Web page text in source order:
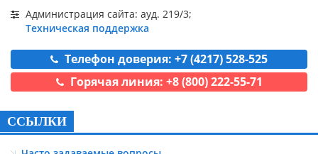
Администрация сайта: ауд. 219/3;
Техническая поддержка
Телефон доверия: +7 (4217) 528-525
Горячая линия: +8 (800) 222-55-71
ССЫЛКИ